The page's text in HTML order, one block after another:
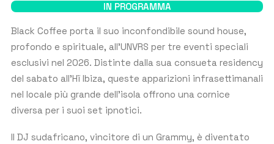
IN PROGRAMMA
Black Coffee porta il suo inconfondibile sound house,
profondo e spirituale, all’UNVRS per tre eventi speciali
esclusivi nel 2026. Distinte dalla sua consueta residency
del sabato all’Hï Ibiza, queste apparizioni infrasettimanali
nel locale più grande dell’isola offrono una cornice
diversa per i suoi set ipnotici.
Il DJ sudafricano, vincitore di un Grammy, è diventato
EMAIL*
NUMERO WHATSAPP*
U